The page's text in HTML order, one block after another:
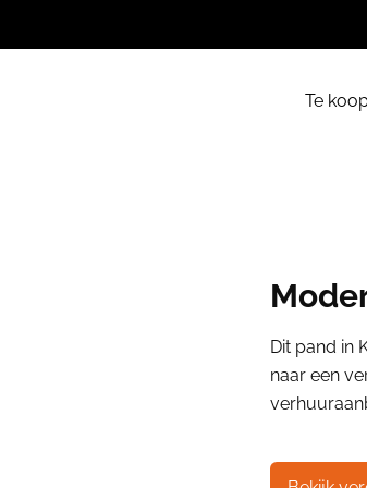
Te
Dit pand in
naar een